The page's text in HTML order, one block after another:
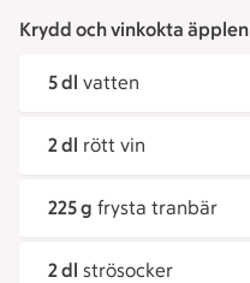
Krydd och vinkokta äpplen
5 dl vatten
2 dl rött vin
225 g frysta tranbär
2 dl strösocker